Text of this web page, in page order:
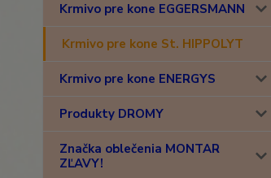
Krmivo pre kone EGGERSMANN
Krmivo pre kone St. HIPPOLYT
Krmivo pre kone ENERGYS
Produkty DROMY
Značka oblečenia MONTAR
ZĽAVY!